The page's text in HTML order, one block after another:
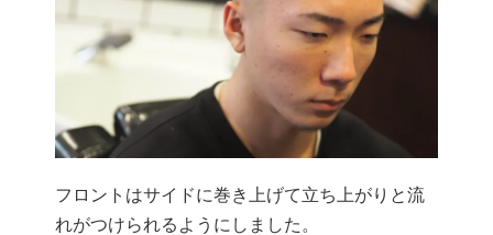
フロントはサイドに巻き上げて立ち上がりと流
れがつけられるようにしました。